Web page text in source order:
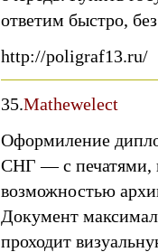
ответим быстро,
http://poligraf13.ru/
35.Mathewelect
Оформиление
СНГ — с печатями,
возможностью
Документ
проходит